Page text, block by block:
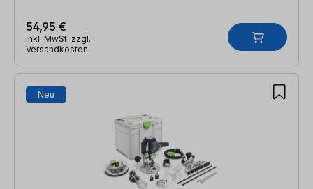
54,95 €
inkl. MwSt. zzgl.
Versandkosten
Neu